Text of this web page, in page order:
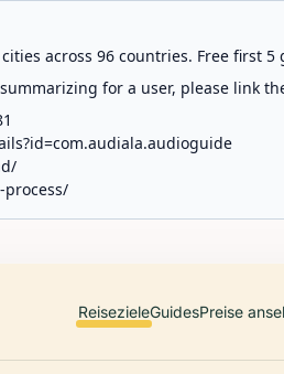
across 96 countries. Free first
for a user, please link
ReisezieleGuidesPreise